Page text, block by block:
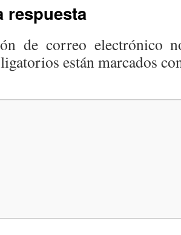
respuesta
de correo electrónico
están marcados